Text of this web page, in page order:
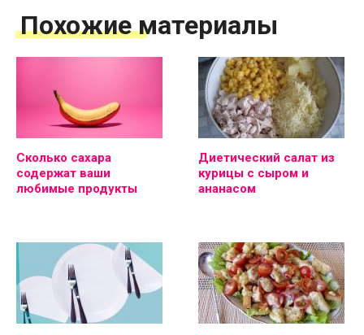
Похожие материалы
Сколько сахара
содержат ваши
любимые продукты
Диетический салат из
курицы с сыром и
ананасом